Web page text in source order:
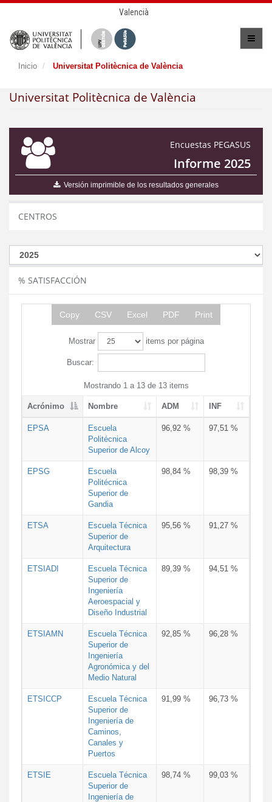
Valencià
Inicio Universitat Politècnica de València
Universitat Politècnica de València
Encuestas PEGASUS
Informe 2025
Versión imprimible de los resultados generales
CENTROS
% SATISFACCIÓN
Copy CSV Excel PDF Print
Mostrar items por página
Buscar:
Mostrando 1 a 13 de 13 items
Acrónimo Nombre ADM INF
EPSA
Escuela
Politécnica
Superior de Alcoy
96,92 % 97,51 %
EPSG
Escuela
Politécnica
Superior de
Gandia
98,84 % 98,39 %
ETSA
Escuela Técnica
Superior de
Arquitectura
95,56 % 91,27 %
ETSIADI
Escuela Técnica
Superior de
Ingeniería
Aeroespacial y
Diseño Industrial
89,39 % 94,51 %
ETSIAMN
Escuela Técnica
Superior de
Ingeniería
Agronómica y del
Medio Natural
92,85 % 96,28 %
ETSICCP
Escuela Técnica
Superior de
Ingeniería de
Caminos,
Canales y
Puertos
91,99 % 96,73 %
ETSIE
Escuela Técnica
Superior de
Ingeniería de
98,74 % 99,03 %